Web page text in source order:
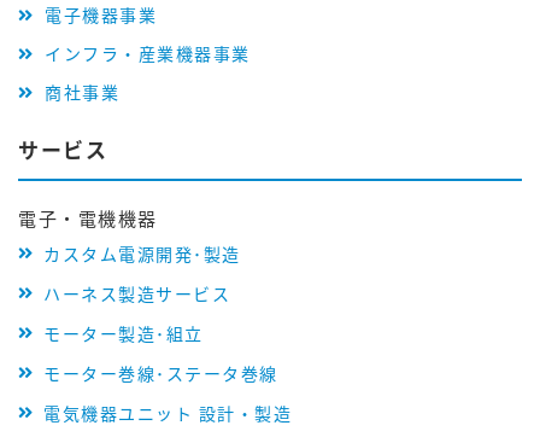
電子機器事業
インフラ・産業機器事業
商社事業
サービス
電子・電機機器
カスタム電源開発･製造
ハーネス製造サービス
モーター製造･組立
モーター巻線･ステータ巻線
電気機器ユニット 設計・製造